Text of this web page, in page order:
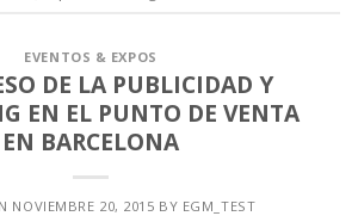
EVENTOS & EXPOS
DE LA PUBLICIDAD Y
EN EL PUNTO DE VENTA
EN BARCELONA
NOVIEMBRE 20, 2015 BY EGM_TEST